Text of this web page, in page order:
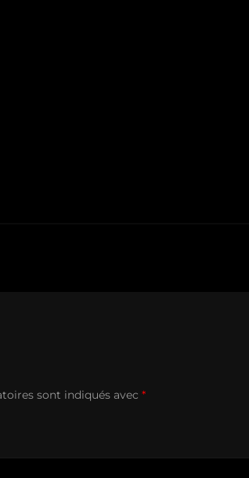
sont indiqués avec*